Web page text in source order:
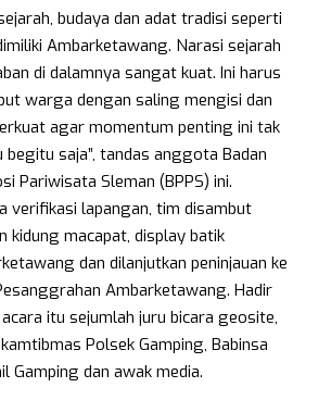
budaya dan adat tradisi seperti
Ambarketawang. Narasi sejarah
di dalamnya sangat kuat. Ini harus
warga dengan saling mengisi dan
agar momentum penting ini tak
begitu saja”, tandas anggota Badan
Pariwisata Sleman (BPPS) ini.
verifikasi lapangan, tim disambut
kidung macapat, display batik
dan dilanjutkan peninjauan ke
Ambarketawang. Hadir
itu sejumlah juru bicara geosite,
Polsek Gamping, Babinsa
Gamping dan awak media.